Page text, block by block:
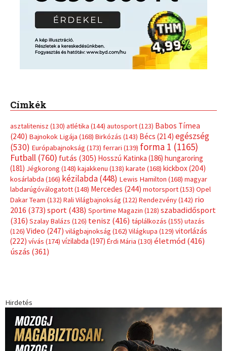
Címkék
asztalitenisz (130) atlétika (144) autosport(123) Babos Tímea
(240) Bajnokok Ligája (168) Birkózás (143) Bécs (214) egészség
(530) Európabajnokság (173) ferrari (139) forma 1 (1165)
Futball (760) futás (305) Hosszú Katinka (186) hungaroring
(181) Jégkorong (148) kajakkenu (138) karate (168) kickbox(204)
kosárlabda (166) kézilabda(448) Lewis Hamilton (168) magyar
labdarúgóválogatott(148) Mercedes (244) motorsport(153) Opel
Dakar Team (132) Rali Világbajnokság (122) Rendezvény(142) rio
2016 (373) sport(438) Sportime Magazin (128) szabadidősport
(316) Szalay Balázs (126) tenisz (416) táplálkozás (155) utazás
(126) Video (247) világbajnokság (162) Világkupa (129) vitorlázás
(222) vívás (174) vízilabda (197) Érdi Mária (130) életmód(416)
úszás (361)
Hirdetés